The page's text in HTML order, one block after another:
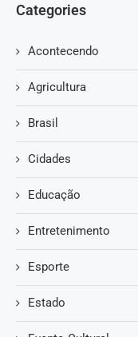
Categories
Acontecendo
Agricultura
Brasil
Cidades
Educação
Entretenimento
Esporte
Estado